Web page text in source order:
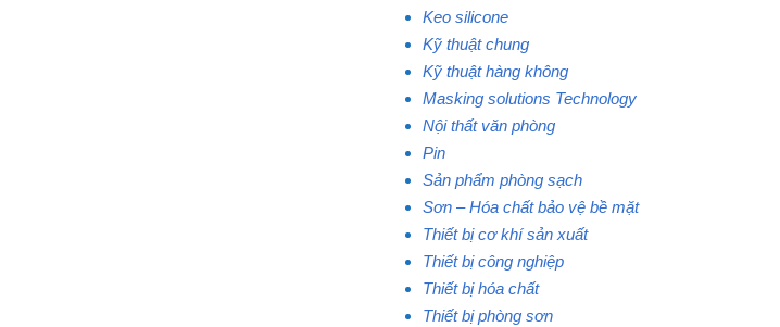
Keo silicone
Kỹ thuật chung
Kỹ thuật hàng không
Masking solutions Technology
Nội thất văn phòng
Pin
Sản phẩm phòng sạch
Sơn – Hóa chất bảo vệ bề mặt
Thiết bị cơ khí sản xuất
Thiết bị công nghiệp
Thiết bị hóa chất
Thiết bị phòng sơn